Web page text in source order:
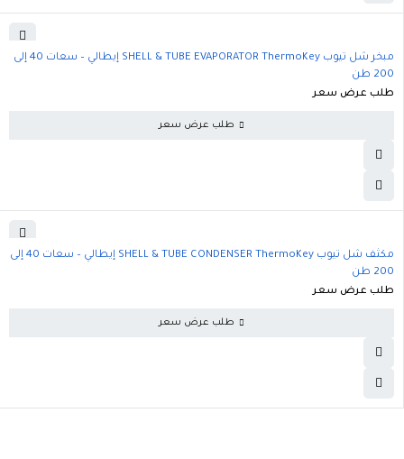
مبخر شل تيوب SHELL & TUBE EVAPORATOR ThermoKey إيطالي – سعات 40 إلى
200 طن
طلب عرض سعر
طلب عرض سعر
مكثف شل تيوب SHELL & TUBE CONDENSER ThermoKey إيطالي – سعات 40 إلى
200 طن
طلب عرض سعر
طلب عرض سعر